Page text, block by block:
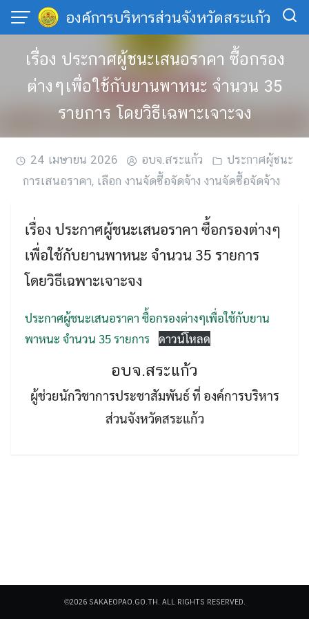
Skip
content
องค์การบริหารส่วนจังหวัดสระแก้ว
Search
เรื่อง ประกาศผู้ชนะเสนอราคา ซื้อกรอง
ต่างๆเพื่อใช้กับยานพาหนะ จำนวน 35
รายการ โดยวิธีเฉพาะเจาะจง
24 เมษายน 2026 อบจ.สระแก้ว
ประกาศผู้ชนะ
การเสนอราคา, เลือก งานจัดซื้อจัดจ้าง งานจัดซื้อจัดจ้าง
เรื่อง ประกาศผู้ชนะเสนอราคา ซื้อกรองต่างๆ
เพื่อใช้กับยานพาหนะ จำนวน 35 รายการ
โดยวิธีเฉพาะเจาะจง
ประกาศผู้ชนะเสนอราคา ซื้อกรองต่างๆเพื่อใช้กับยาน
พาหนะ จำนวน 35 รายการ ดาวน์โหลด
อบจ.สระแก้ว
ผู้ช่วยนักวิชาการประชาสัมพันธ์ ที่ องค์การบริหาร
ส่วนจังหวัดสระแก้ว
©2026 SAKAEOPAO.GO.TH. ALL RIGHTS RESERVED.